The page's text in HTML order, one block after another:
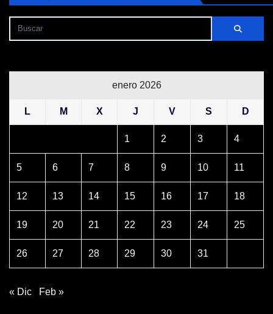
enero 2026
L M X J V S D
1 2 3 4
5 6 7 8 9 10 11
12 13 14 15 16 17 18
19 20 21 22 23 24 25
26 27 28 29 30 31
« Dic Feb »